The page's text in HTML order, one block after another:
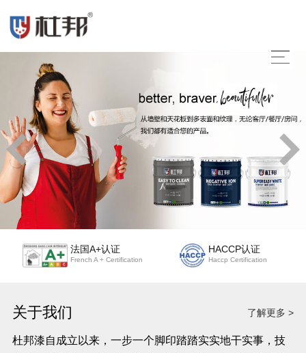
法国A+认证
French A + Certification
HACCP认证
Haccp Certification
关于我们 了解更多 >
杜邦漆自成立以来，一步一个脚印踏踏实实地干实事，技